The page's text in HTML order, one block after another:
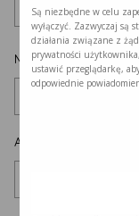
Nazwa*
Adres e-mail
Są niezbędne w celu
wyłączyć. Zazwyczaj są
działania związane z
prywatności
ustawić przeglądarkę,
odpowiednie